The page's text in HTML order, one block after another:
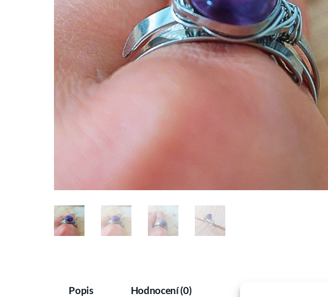
Popis Hodnocení (0)